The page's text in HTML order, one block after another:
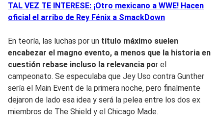
TAL VEZ TE INTERESE: ¡Otro mexicano a WWE! Hacen
oficial el arribo de Rey Fénix a SmackDown
En teoría, las luchas por un título máximo suelen
encabezar el magno evento, a menos que la historia en
cuestión rebase incluso la relevancia por el
campeonato. Se especulaba que Jey Uso contra Gunther
sería el Main Event de la primera noche, pero finalmente
dejaron de lado esa idea y será la pelea entre los dos ex
miembros de The Shield y el Chicago Made.